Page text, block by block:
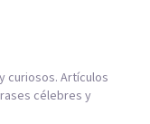
curiosos. Artículos
célebres y